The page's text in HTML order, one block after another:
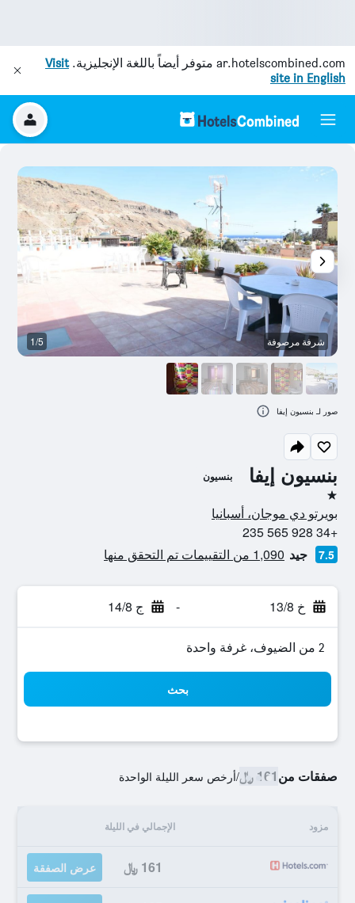
ar.hotelscombined.com متوفر أيضاً باللغة الإنجليزية.Visit
site in English
بنسيون إيفا بنسيون
نجمة واحدة
بويرتو دي موجان، أسبانيا
+34 928 565 235
7.5 جيد 1,090 من التقييمات تم التحقق منها
خ 13/8 - ج 14/8
2 من الضيوف، غرفة واحدة
بحث
صفقات من161 ﷼ /أرخص سعر الليلة الواحدة
مزود الإجمالي في الليلة
161 ﷼ عرض الصفقة
شرفة مرصوفة 1/5
صور لـ بنسيون إيفا